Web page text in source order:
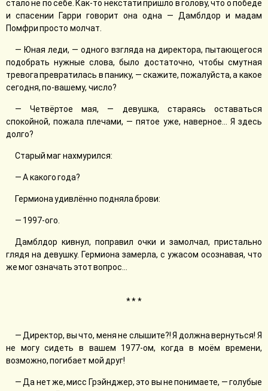
стало не по себе. Как-то некстати пришло в голову, что о победе
и спасении Гарри говорит она одна — Дамблдор и мадам
Помфри просто молчат.
— Юная леди, — одного взгляда на директора, пытающегося
подобрать нужные слова, было достаточно, чтобы смутная
тревога превратилась в панику, — скажите, пожалуйста, а какое
сегодня, по-вашему, число?
— Четвёртое мая, — девушка, стараясь оставаться
спокойной, пожала плечами, — пятое уже, наверное… Я здесь
долго?
Старый маг нахмурился:
— А какого года?
Гермиона удивлённо подняла брови:
— 1997-ого.
Дамблдор кивнул, поправил очки и замолчал, пристально
глядя на девушку. Гермиона замерла, с ужасом осознавая, что
же мог означать этот вопрос…
* * *
— Директор, вы что, меня не слышите?! Я должна вернуться! Я
не могу сидеть в вашем 1977-ом, когда в моём времени,
возможно, погибает мой друг!
— Да нет же, мисс Грэйнджер, это вы не понимаете, — голубые